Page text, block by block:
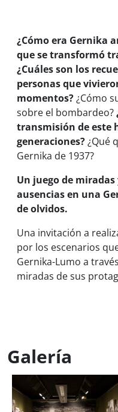
¿Cómo era Gernika
que se transformó
¿Cuáles son los
personas que
momentos?¿Cómo
sobre el bombardeo?
transmisión de este
generaciones?¿Qué
Gernika de 1937?
Un juego de
ausencias en una
de olvidos.
Una invitación a
por los escenarios
Gernika-Lumo a
miradas de sus
Galería